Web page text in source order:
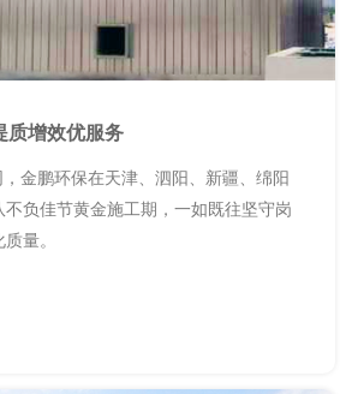
质增效优服务
金鹏环保在天津、泗阳、新疆、绵阳
负佳节黄金施工期，一如既往坚守岗
量。